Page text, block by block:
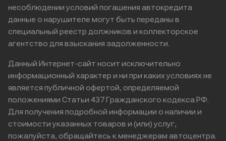
несоблюдении условий погашения автокредита
данные о нарушителе могут быть переданы в
специальный реестр должников и коллекторское
агентство для взыскания задолженности.
Данный Интернет-сайт носит исключительно
информационный характер и ни при каких условиях не
является публичной офертой, определяемой
положениями Статьи 437 Гражданского кодекса РФ.
Для получения подробной информации о наличии и
стоимости указанных товаров и (или) услуг,
пожалуйста, обращайтесь к менеджерам автоцентра.